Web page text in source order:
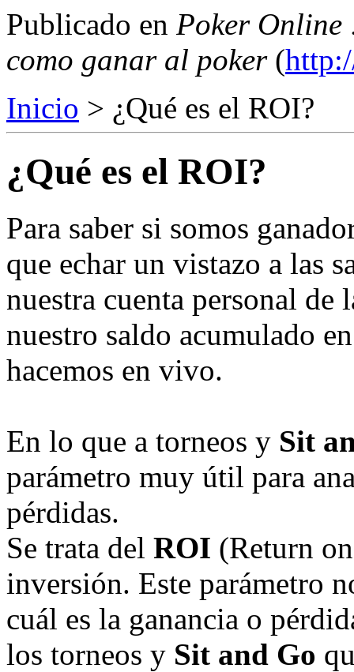
Publicado en Poker Online
como ganar al poker(
Inicio > ¿Qué es el ROI?
¿Qué es el ROI?
Para saber si somos
que echar un vistazo a las
nuestra cuenta personal de
nuestro saldo acumulado
hacemos en vivo.
En lo que a torneos y Sit
parámetro muy útil para
pérdidas.
Se trata del ROI (Return
inversión. Este parámetro
cuál es la ganancia o
los torneos y Sit and Go